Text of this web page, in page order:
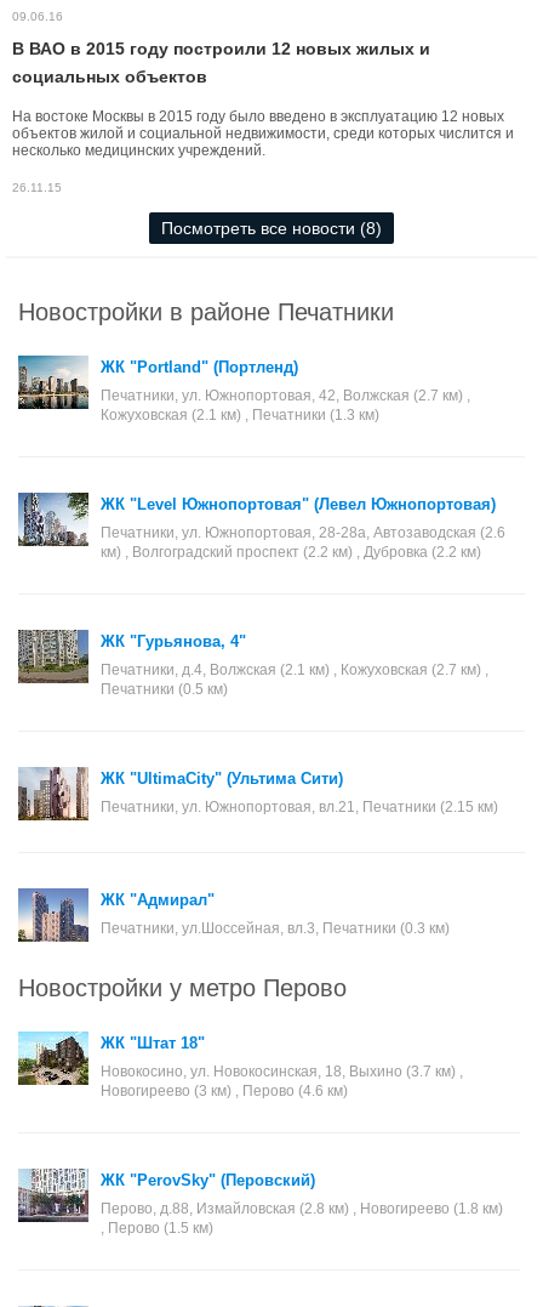
09.06.16
В ВАО в 2015 году построили 12 новых жилых и
социальных объектов
На востоке Москвы в 2015 году было введено в эксплуатацию 12 новых
объектов жилой и социальной недвижимости, среди которых числится и
несколько медицинских учреждений.
26.11.15
Посмотреть все новости (8)
Новостройки в районе Печатники
ЖК "Portland" (Портленд)
Печатники, ул. Южнопортовая, 42, Волжская (2.7 км) ,
Кожуховская (2.1 км) , Печатники (1.3 км)
ЖК "Level Южнопортовая" (Левел Южнопортовая)
Печатники, ул. Южнопортовая, 28-28а, Автозаводская (2.6
км) , Волгоградский проспект (2.2 км) , Дубровка (2.2 км)
ЖК "Гурьянова, 4"
Печатники, д.4, Волжская (2.1 км) , Кожуховская (2.7 км) ,
Печатники (0.5 км)
ЖК "UltimaСity" (Ультима Сити)
Печатники, ул. Южнопортовая, вл.21, Печатники (2.15 км)
ЖК "Адмирал"
Печатники, ул.Шоссейная, вл.3, Печатники (0.3 км)
Новостройки у метро Перово
ЖК "Штат 18"
Новокосино, ул. Новокосинская, 18, Выхино (3.7 км) ,
Новогиреево (3 км) , Перово (4.6 км)
ЖК "PerovSky" (Перовский)
Перово, д.88, Измайловская (2.8 км) , Новогиреево (1.8 км)
, Перово (1.5 км)